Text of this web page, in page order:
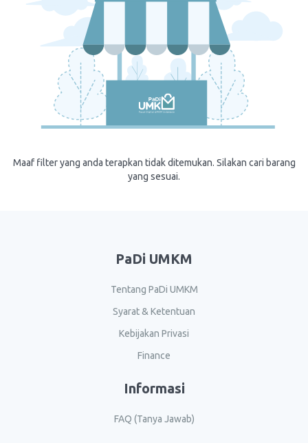
Maaf filter yang anda terapkan tidak ditemukan. Silakan cari barang
yang sesuai.
PaDi UMKM
Tentang PaDi UMKM
Syarat & Ketentuan
Kebijakan Privasi
Finance
Informasi
FAQ (Tanya Jawab)